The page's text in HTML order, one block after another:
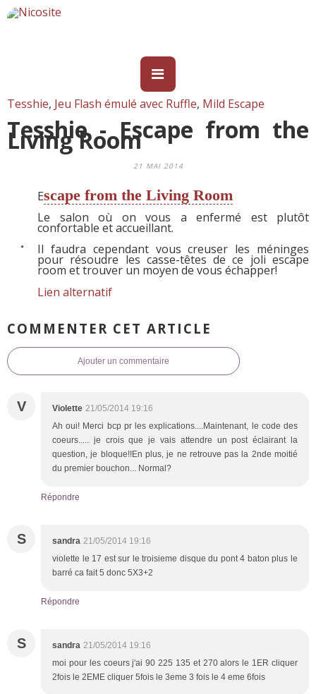
Tesshie, Jeu Flash émulé avec Ruffle, Mild Escape
Tesshie - Escape from the
Living Room
21 MAI 2014
Escape from the Living Room
Le salon où on vous a enfermé est plutôt
confortable et accueillant.
Il faudra cependant vous creuser les méninges
pour résoudre les casse-têtes de ce joli escape
room et trouver un moyen de vous échapper!
Lien alternatif
COMMENTER CET ARTICLE
Ajouter un commentaire
V Violette 21/05/2014 19:16
Ah oui! Merci bcp pr les explications....Maintenant, le code des
coeurs..... je crois que je vais attendre un post éclairant la
question, je bloque!!En plus, je ne retrouve pas la 2nde moitié
du premier bouchon... Normal?
Répondre
S sandra 21/05/2014 19:16
violette le 17 est sur le troisieme disque du pont 4 baton plus le
barré ca fait 5 donc 5X3+2
Répondre
S sandra 21/05/2014 19:16
moi pour les coeurs j'ai 90 225 135 et 270 alors le 1ER cliquer
2fois le 2EME cliquer 5fois le 3eme 3 fois le 4 eme 6fois